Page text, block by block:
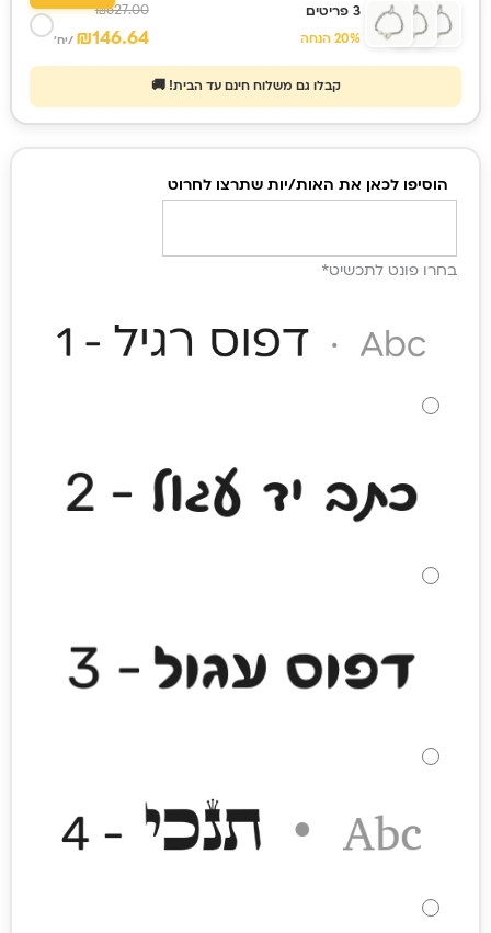
3 פריטים
20% הנחה
₪627.00
₪146.64 /יח'
קבלו גם משלוח חינם עד הבית! 🚚
הוסיפו לכאן את האות/יות שתרצו לחרוט
בחרו פונט לתכשיט*
של
תכשיט
יוקרתי